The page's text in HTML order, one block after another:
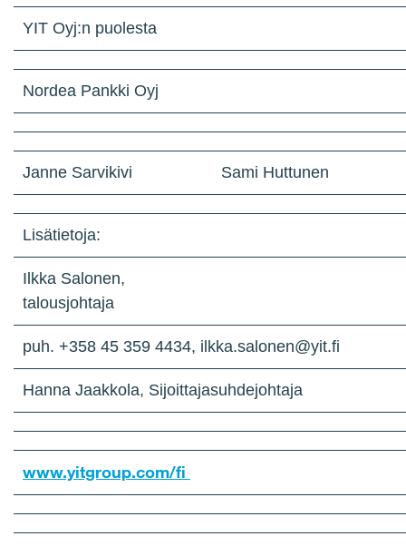
YIT Oyj:n puolesta
Nordea Pankki Oyj
Janne Sarvikivi Sami Huttunen
Lisätietoja:
Ilkka Salonen,
talousjohtaja
puh. +358 45 359 4434, ilkka.salonen@yit.fi
Hanna Jaakkola, Sijoittajasuhdejohtaja
www.yitgroup.com/fi